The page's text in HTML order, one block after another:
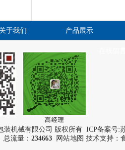
关于我们 产品展示
装机械有限公司 版权所有 ICP备案号:
流量： 234663 网站地图 技术支持：